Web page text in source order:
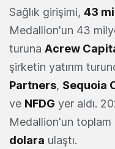
Sağlık girişimi, 43
Medallion'un 43
turuna Acrew
şirketin yatırım
Partners, Sequoia
ve NFDG yer aldı.
Medallion'un toplam
dolara ulaştı.